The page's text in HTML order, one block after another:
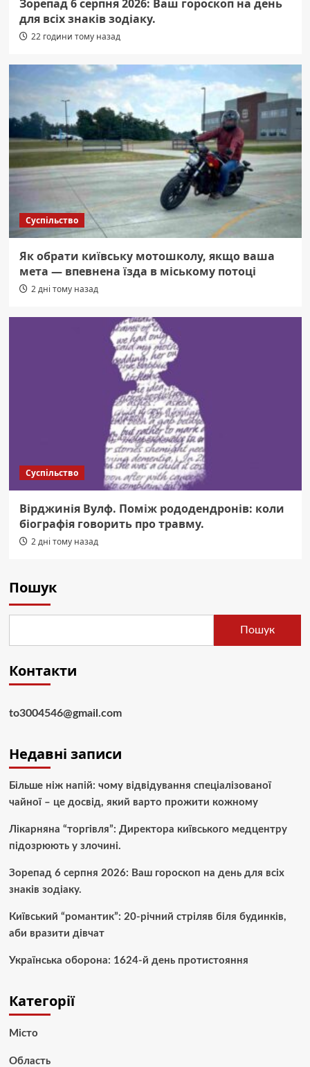
Зорепад 6 серпня 2026: Ваш гороскоп на день
для всіх знаків зодіаку.
22 години тому назад
Суспільство
Як обрати київську мотошколу, якщо ваша
мета — впевнена їзда в міському потоці
2 дні тому назад
Суспільство
Вірджинія Вулф. Поміж рододендронів: коли
біографія говорить про травму.
2 дні тому назад
Пошук
Пошук
Контакти
to3004546@gmail.com
Недавні записи
Більше ніж напій: чому відвідування спеціалізованої
чайної – це досвід, який варто прожити кожному
Лікарняна “торгівля”: Директора київського медцентру
підозрюють у злочині.
Зорепад 6 серпня 2026: Ваш гороскоп на день для всіх
знаків зодіаку.
Київський “романтик”: 20-річний стріляв біля будинків,
аби вразити дівчат
Українська оборона: 1624-й день протистояння
Категорії
Місто
Область